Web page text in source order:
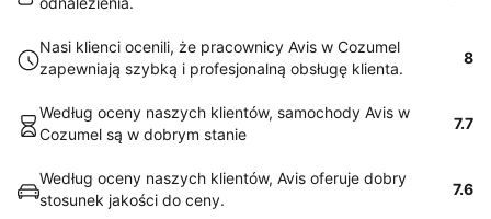
Nasi klienci ocenili, że pracownicy Avis w Cozumel
zapewniają szybką i profesjonalną obsługę klienta.
8
Według oceny naszych klientów, samochody Avis w
Cozumel są w dobrym stanie
7.7
Według oceny naszych klientów, Avis oferuje dobry
stosunek jakości do ceny.
7.6